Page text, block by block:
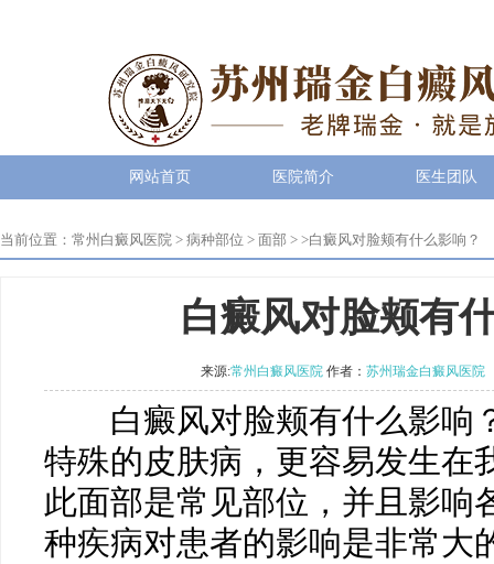
网站首页 医院简介 医生团队
当前位置： 常州白癜风医院 > 病种部位 > 面部 > >白癜风对脸颊有什么影响？
白癜风对脸颊有
来源:常州白癜风医院 作者： 苏州瑞金白癜风医院
白癜风对脸颊有什么影响
特殊的皮肤病，更容易发生在
此面部是常见部位，并且影响
种疾病对患者的影响是非常大